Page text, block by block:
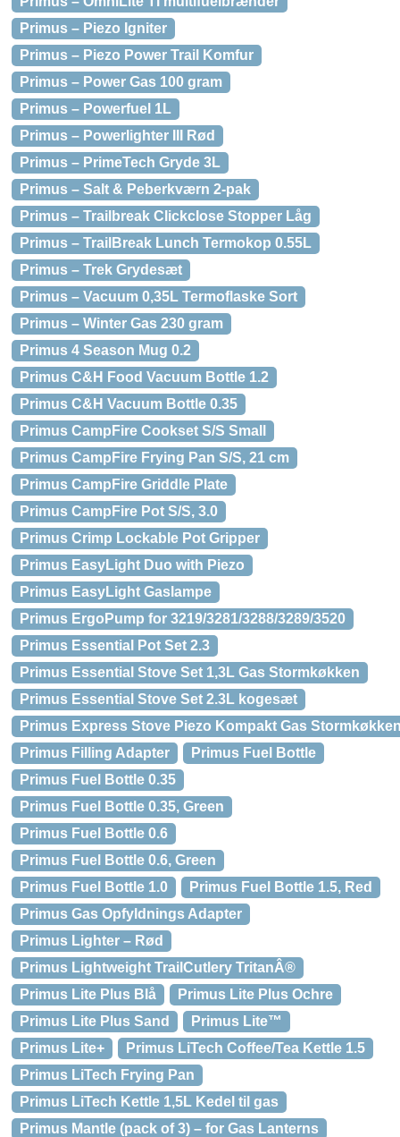
Primus – Piezo Igniter
Primus – Piezo Power Trail Komfur
Primus – Power Gas 100 gram
Primus – Powerfuel 1L
Primus – Powerlighter III Rød
Primus – PrimeTech Gryde 3L
Primus – Salt & Peberkværn 2-pak
Primus – Trailbreak Clickclose Stopper Låg
Primus – TrailBreak Lunch Termokop 0.55L
Primus – Trek Grydesæt
Primus – Vacuum 0,35L Termoflaske Sort
Primus – Winter Gas 230 gram
Primus 4 Season Mug 0.2
Primus C&H Food Vacuum Bottle 1.2
Primus C&H Vacuum Bottle 0.35
Primus CampFire Cookset S/S Small
Primus CampFire Frying Pan S/S, 21 cm
Primus CampFire Griddle Plate
Primus CampFire Pot S/S, 3.0
Primus Crimp Lockable Pot Gripper
Primus EasyLight Duo with Piezo
Primus EasyLight Gaslampe
Primus ErgoPump for 3219/3281/3288/3289/3520
Primus Essential Pot Set 2.3
Primus Essential Stove Set 1,3L Gas Stormkøkken
Primus Essential Stove Set 2.3L kogesæt
Primus Express Stove Piezo Kompakt Gas
Primus Filling Adapter
Primus Fuel Bottle
Primus Fuel Bottle 0.35
Primus Fuel Bottle 0.35, Green
Primus Fuel Bottle 0.6
Primus Fuel Bottle 0.6, Green
Primus Fuel Bottle 1.0
Primus Fuel Bottle 1.5, Red
Primus Gas Opfyldnings Adapter
Primus Lighter – Rød
Primus Lightweight TrailCutlery TritanÂ®
Primus Lite Plus Blå
Primus Lite Plus Ochre
Primus Lite Plus Sand
Primus Lite™
Primus Lite+
Primus LiTech Coffee/Tea Kettle 1.5
Primus LiTech Frying Pan
Primus LiTech Kettle 1,5L Kedel til gas
Primus Mantle (pack of 3) – for Gas Lanterns